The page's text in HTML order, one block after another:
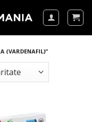
(VARDENAFIL)”